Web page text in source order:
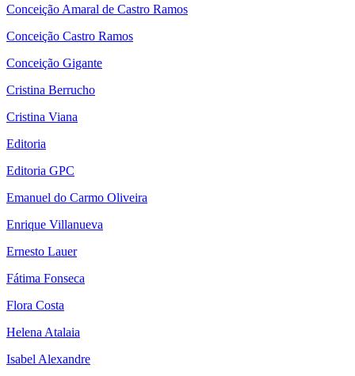
Conceição Amaral de Castro Ramos
Conceição Castro Ramos
Conceição Gigante
Cristina Berrucho
Cristina Viana
Editoria
Editoria GPC
Emanuel do Carmo Oliveira
Enrique Villanueva
Ernesto Lauer
Fátima Fonseca
Flora Costa
Helena Atalaia
Isabel Alexandre